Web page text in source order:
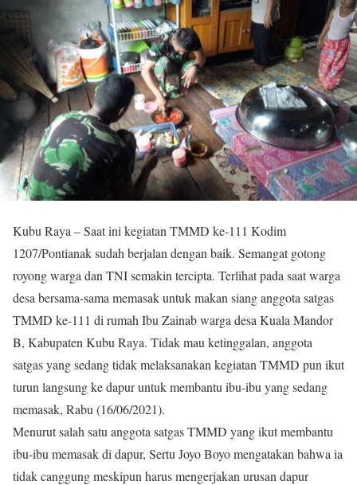
Kubu Raya – Saat ini kegiatan TMMD ke-111 Kodim
1207/Pontianak sudah berjalan dengan baik. Semangat gotong
royong warga dan TNI semakin tercipta. Terlihat pada saat warga
desa bersama-sama memasak untuk makan siang anggota satgas
TMMD ke-111 di rumah Ibu Zainab warga desa Kuala Mandor
B, Kabupaten Kubu Raya. Tidak mau ketinggalan, anggota
satgas yang sedang tidak melaksanakan kegiatan TMMD pun ikut
turun langsung ke dapur untuk membantu ibu-ibu yang sedang
memasak, Rabu (16/06/2021).
Menurut salah satu anggota satgas TMMD yang ikut membantu
ibu-ibu memasak di dapur, Sertu Joyo Boyo mengatakan bahwa ia
tidak canggung meskipun harus mengerjakan urusan dapur